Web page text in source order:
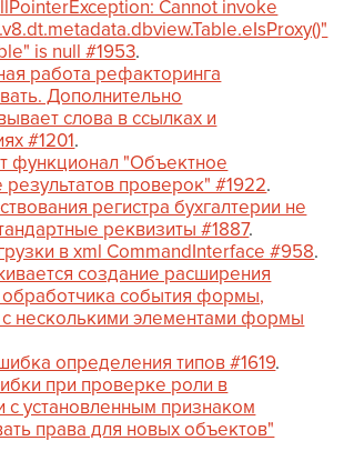
Cannot invoke
is null #1953.
работа рефакторинга
Дополнительно
слова в ссылках и
#1201.
функционал "Объектное
результатов проверок" #1922.
регистра бухгалтерии не
реквизиты #1887.
в xml CommandInterface #958.
создание расширения
события формы,
с несколькими элементами формы
определения типов #1619.
при проверке роли в
с установленным признаком
права для новых объектов"